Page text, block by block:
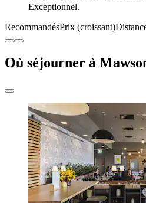
Exceptionnel.
RecommandésPrix (croissant)
Où séjourner à